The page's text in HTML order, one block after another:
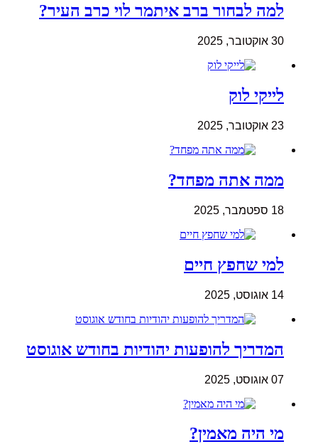
למה לבחור ברב איתמר לוי כרב העיר?
30 אוקטובר, 2025
לייקי לוק
23 אוקטובר, 2025
ממה אתה מפחד?
18 ספטמבר, 2025
למי שחפץ חיים
14 אוגוסט, 2025
המדריך להופעות יהודיות בחודש אוגוסט
07 אוגוסט, 2025
מי היה מאמין?